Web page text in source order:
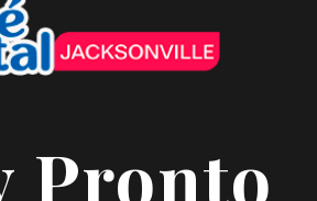
Pronto